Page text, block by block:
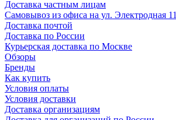
Доставка частным лицам
Самовывоз из офиса на ул. Электродная 11
Доставка почтой
Доставка по России
Курьерская доставка по Москве
Обзоры
Бренды
Как купить
Условия оплаты
Условия доставки
Доставка организациям